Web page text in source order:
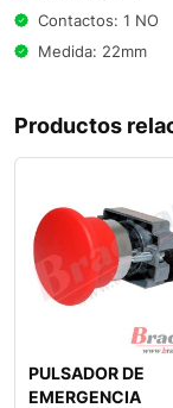
Contactos: 1 NO
Medida: 22mm
Productos
PULSADOR DE
EMERGENCIA